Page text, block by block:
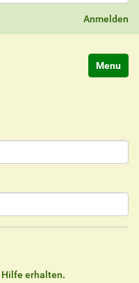
Anmelden
Hilfe erhalten.